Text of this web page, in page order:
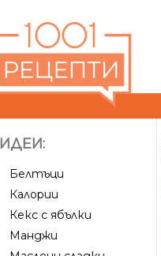
ИДЕИ:
Белтъци
Калории
Кекс с ябълки
Манджи